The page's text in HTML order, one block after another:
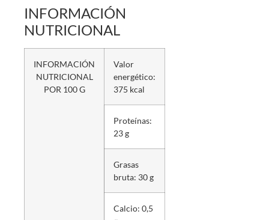
INFORMACIÓN
NUTRICIONAL
INFORMACIÓN
NUTRICIONAL
POR 100 G
Valor
energético:
375 kcal
Proteínas:
23 g
Grasas
bruta: 30 g
Calcio: 0,5